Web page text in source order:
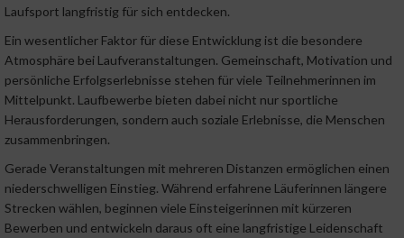
Laufsport langfristig für sich entdecken.
Ein wesentlicher Faktor für diese Entwicklung ist die besondere
Atmosphäre bei Laufveranstaltungen. Gemeinschaft, Motivation und
persönliche Erfolgserlebnisse stehen für viele Teilnehmerinnen im
Mittelpunkt. Laufbewerbe bieten dabei nicht nur sportliche
Herausforderungen, sondern auch soziale Erlebnisse, die Menschen
zusammenbringen.
Gerade Veranstaltungen mit mehreren Distanzen ermöglichen einen
niederschwelligen Einstieg. Während erfahrene Läuferinnen längere
Strecken wählen, beginnen viele Einsteigerinnen mit kürzeren
Bewerben und entwickeln daraus oft eine langfristige Leidenschaft